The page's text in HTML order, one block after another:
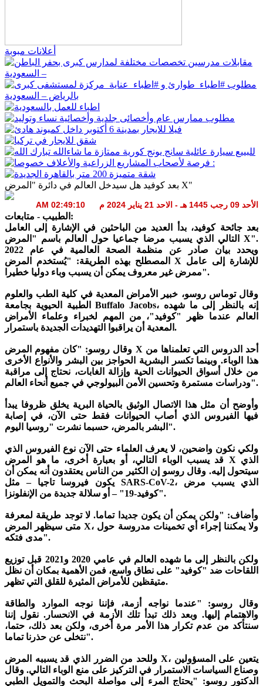
أعلانات مبوبة
بعد كوفيد هل سيدخل العالم في دائرة "المرض X"
الأحد 09 رجب 1445 هـ - الاحد 21 يناير 2024 م 02:49:10 AM
الطبيب - متابعات:
بعد جائحة كوفيد، بدأ العديد من الباحثين في الإشارة إلى العامل
التالي الذي يسبب مرضا جماعيا حول العالم باسم "المرض X".
ويحدد بيان صادر عن منظمة الصحة العالمية في عام 2022
المصطلح بهذه الطريقة: "يُستخدم المرض X للإشارة إلى عامل
ممرض غير معروف يمكن أن يسبب وباء دوليا خطيرا".
وقال توماس روسو، خبير الأمراض المعدية في كلية الطب والعلوم
الطبية الحيوية بجامعة Buffalo Jacobs، إنه بالنظر إلى ما شهده
العالم عندما ظهر "كوفيد"، من المهم لخبراء وعلماء الأمراض
المعدية أن يراقبوا التهديدات الجديدة باستمرار.
وقال روسو: "كان مفهوم المرض X أحد الدروس التي تعلمناها من
هذا الوباء. وبينما تكسر البشرية الحواجز بين البشر والأنواع الأخرى
من خلال أسواق الحيوانات الحية وإزالة الغابات، نحتاج إلى مراقبة
ودراسات مستمرة وتحسين الأمن البيولوجي في جميع أنحاء العالم".
وأوضح أن مثل هذا الاتصال الوثيق بالحياة البرية يخلق ظروفا يبدأ
فيها الفيروس الذي أصاب الحيوانات فقط حتى الآن، في إصابة
البشر بالمرض، حسبما نشرت "روسيا اليوم".
ولكي نكون واضحين، لا يعرف العلماء حتى الآن نوع الفيروس الذي
قد يسبب الوباء التالي، أو بعبارة أخرى، ما هو المرض X الذي
سيتحول إليه. وقال روسو إن الكثير من الناس يعتقدون أنه يمكن أن
يكون فيروسا تاجيا – مثل SARS-CoV-2، الذي يسبب مرض
"كوفيد-19" – أو سلالة جديدة من الإنفلونزا.
وأضاف: "ولكن يمكن أن يكون جديدا تماما. لا توجد طريقة لمعرفة
متى سيظهر المرض X، ولا يمكننا إجراء أي تخمينات مدروسة حول
مدى فتكه".
ولكن بالنظر إلى ما شهده العالم في عامي 2020 و2021 قبل توزيع
اللقاحات ضد "كوفيد" على نطاق واسع، فمن الأهمية بمكان أن نظل
متيقظين للأمراض المثيرة للقلق التي تظهر.
وقال روسو: "عندما نواجه أزمة، فإننا نوجه الموارد والطاقة
والاهتمام إليها. وبعد ذلك تبدأ تلك الأزمة في الانحسار. نقول إننا
سنتأكد من عدم تكرار هذا الأمر مرة أخرى، ولكن بعد ذلك، حتما،
نتخلى عن حذرنا تماما".
وللحد من الضرر الذي قد يسببه المرض X، يتعين على المسؤولين
وصناع السياسات الاستمرار في التركيز على منع الوباء التالي. وقال
الدكتور روسو: "يحتاج المرء إلى مواصلة البحث والتمويل الطبي